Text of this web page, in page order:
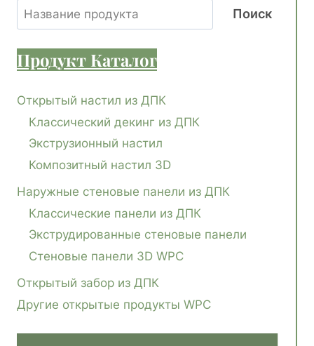
Поиск
Продукт Каталог
Открытый настил из ДПК
Классический декинг из ДПК
Экструзионный настил
Композитный настил 3D
Наружные стеновые панели из ДПК
Классические панели из ДПК
Экструдированные стеновые панели
Стеновые панели 3D WPC
Открытый забор из ДПК
Другие открытые продукты WPC